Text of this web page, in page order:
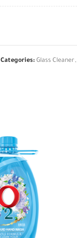
Categories: Glass Cleaner,